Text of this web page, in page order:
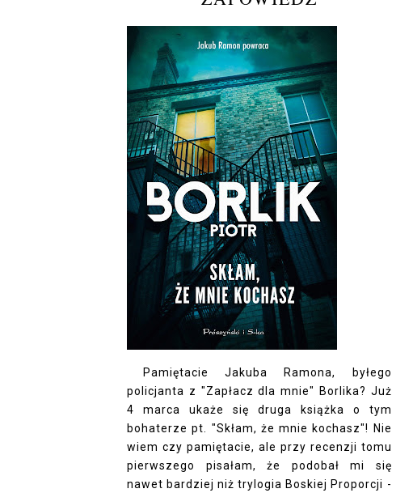
Pamiętacie Jakuba Ramona, byłego
policjanta z "Zapłacz dla mnie" Borlika? Już
4 marca ukaże się druga książka o tym
bohaterze pt. "Skłam, że mnie kochasz"! Nie
wiem czy pamiętacie, ale przy recenzji tomu
pierwszego pisałam, że podobał mi się
nawet bardziej niż trylogia Boskiej Proporcji -